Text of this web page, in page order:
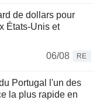
de dollars pour
États-Unis et
06/08
RE
Portugal l'un des
la plus rapide en